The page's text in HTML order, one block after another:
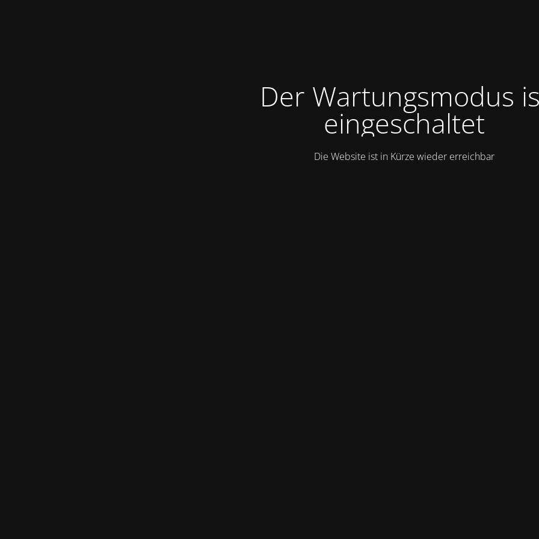
Der Wartungsmodus
eingeschaltet
Die Website ist in Kürze wieder erreichbar